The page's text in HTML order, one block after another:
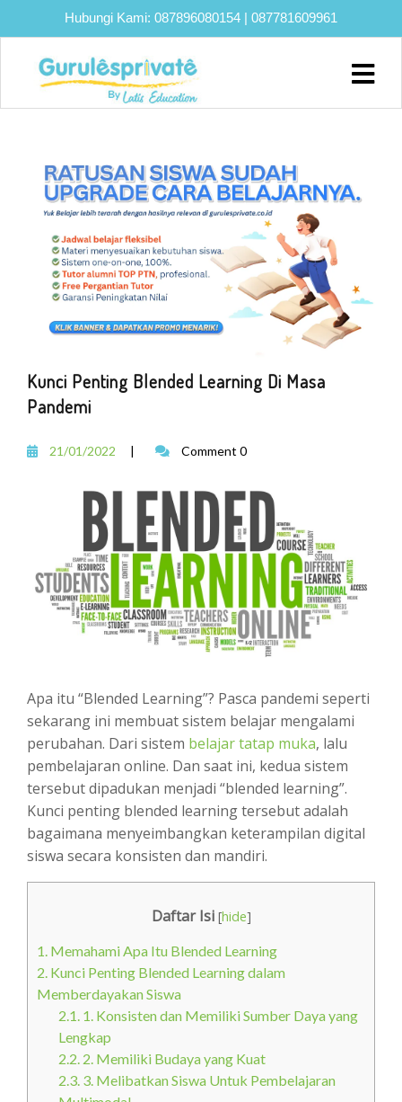
Hubungi Kami: 087896080154 | 087781609961
Home
Program
Bimbel
SNBT
Lainnya
Kunci Penting Blended Learning Di Masa
Pandemi
21/01/2022 | Comment 0
Apa itu “Blended Learning”? Pasca pandemi seperti
sekarang ini membuat sistem belajar mengalami
perubahan. Dari sistem belajar tatap muka, lalu
pembelajaran online. Dan saat ini, kedua sistem
tersebut dipadukan menjadi “blended learning”.
Kunci penting blended learning tersebut adalah
bagaimana menyeimbangkan keterampilan digital
siswa secara konsisten dan mandiri.
Daftar Isi [hide]
1. Memahami Apa Itu Blended Learning
2. Kunci Penting Blended Learning dalam
Memberdayakan Siswa
2.1. 1. Konsisten dan Memiliki Sumber Daya yang
Lengkap
2.2. 2. Memiliki Budaya yang Kuat
2.3. 3. Melibatkan Siswa Untuk Pembelajaran